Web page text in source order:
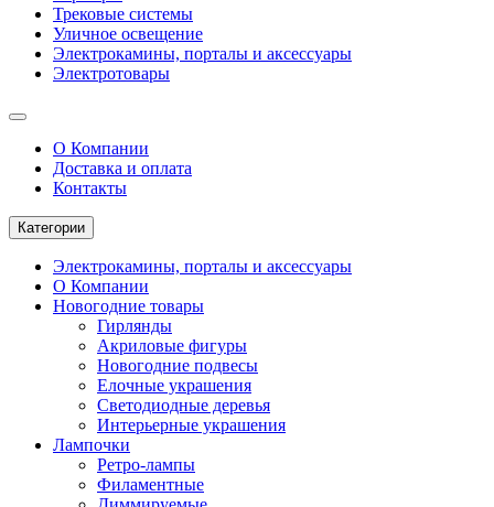
Трековые системы
Уличное освещение
Электрокамины, порталы и аксессуары
Электротовары
О Компании
Доставка и оплата
Контакты
Категории
Электрокамины, порталы и аксессуары
О Компании
Новогодние товары
Гирлянды
Акриловые фигуры
Новогодние подвесы
Елочные украшения
Светодиодные деревья
Интерьерные украшения
Лампочки
Ретро-лампы
Филаментные